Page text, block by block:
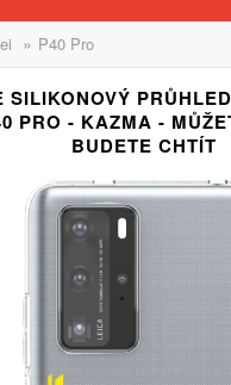
» P40 Pro
SILIKONOVÝ
PRO - KAZMA -
BUDETE CHTÍT